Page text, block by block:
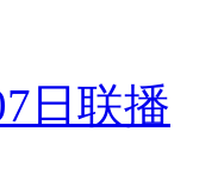
日联播